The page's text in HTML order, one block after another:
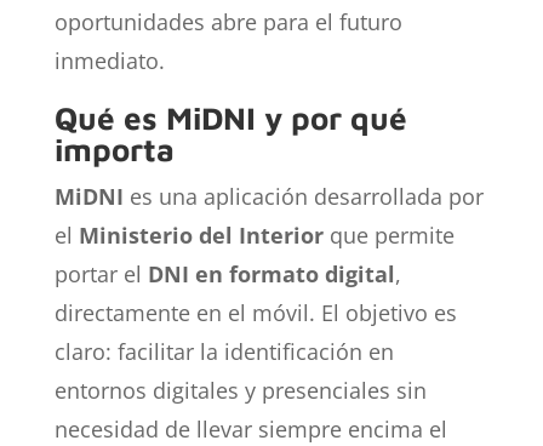
oportunidades abre para el futuro
inmediato.
Qué es MiDNI y por qué
importa
MiDNI es una aplicación desarrollada por
el Ministerio del Interiorque permite
portar el DNI en formato digital,
directamente en el móvil. El objetivo es
claro: facilitar la identificación en
entornos digitales y presenciales sin
necesidad de llevar siempre encima el